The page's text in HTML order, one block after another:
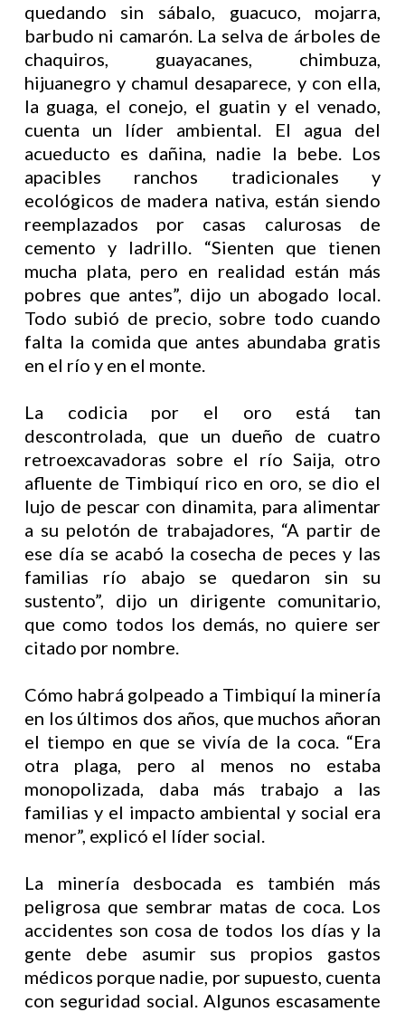
quedando sin sábalo, guacuco, mojarra,
barbudo ni camarón. La selva de árboles de
chaquiros, guayacanes, chimbuza,
hijuanegro y chamul desaparece, y con ella,
la guaga, el conejo, el guatin y el venado,
cuenta un líder ambiental. El agua del
acueducto es dañina, nadie la bebe. Los
apacibles ranchos tradicionales y
ecológicos de madera nativa, están siendo
reemplazados por casas calurosas de
cemento y ladrillo. “Sienten que tienen
mucha plata, pero en realidad están más
pobres que antes”, dijo un abogado local.
Todo subió de precio, sobre todo cuando
falta la comida que antes abundaba gratis
en el río y en el monte.
La codicia por el oro está tan
descontrolada, que un dueño de cuatro
retroexcavadoras sobre el río Saija, otro
afluente de Timbiquí rico en oro, se dio el
lujo de pescar con dinamita, para alimentar
a su pelotón de trabajadores, “A partir de
ese día se acabó la cosecha de peces y las
familias río abajo se quedaron sin su
sustento”, dijo un dirigente comunitario,
que como todos los demás, no quiere ser
citado por nombre.
Cómo habrá golpeado a Timbiquí la minería
en los últimos dos años, que muchos añoran
el tiempo en que se vivía de la coca. “Era
otra plaga, pero al menos no estaba
monopolizada, daba más trabajo a las
familias y el impacto ambiental y social era
menor”, explicó el líder social.
La minería desbocada es también más
peligrosa que sembrar matas de coca. Los
accidentes son cosa de todos los días y la
gente debe asumir sus propios gastos
médicos porque nadie, por supuesto, cuenta
con seguridad social. Algunos escasamente